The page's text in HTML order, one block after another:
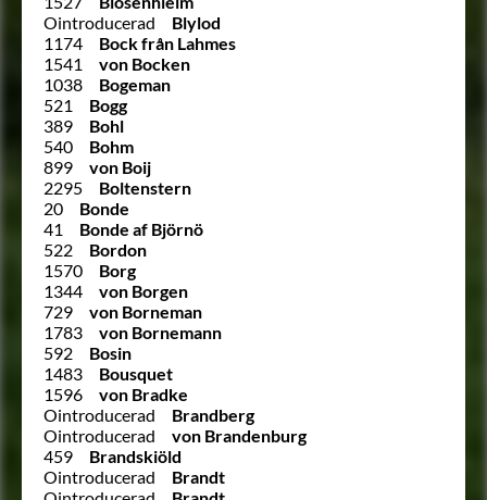
Ointroducerad
Blylod
1174
Bock från Lahmes
1541
von Bocken
1038
Bogeman
521
Bogg
389
Bohl
540
Bohm
899
von Boij
2295
Boltenstern
20
Bonde
41
Bonde af Björnö
522
Bordon
1570
Borg
1344
von Borgen
729
von Borneman
1783
von Bornemann
592
Bosin
1483
Bousquet
1596
von Bradke
Ointroducerad
Brandberg
Ointroducerad
von Brandenburg
459
Brandskiöld
Ointroducerad
Brandt